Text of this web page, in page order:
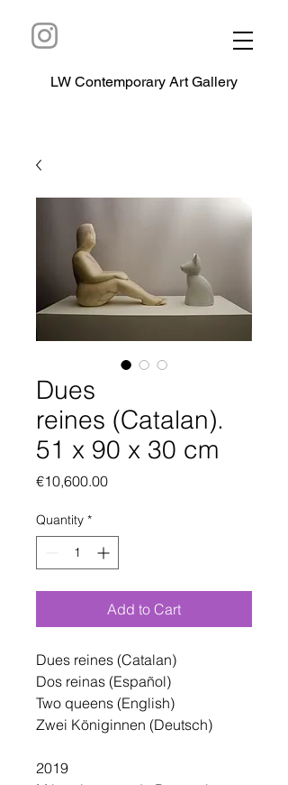
LW Contemporary Art Gallery
Dues
reines (Catalan).
51 x 90 x 30 cm
€10,600.00Price
Quantity *
Add to Cart
Dues reines (Catalan)
Dos reinas (Español)
Two queens (English)
Zwei Königinnen (Deutsch)
2019